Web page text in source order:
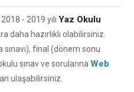
2018 - 2019 yılı Yaz Okulu
daha hazırlıklı olabilirsiniz.
sınavı), final (dönem sonu
sınav ve sorularına Web
ulaşabilirsiniz.